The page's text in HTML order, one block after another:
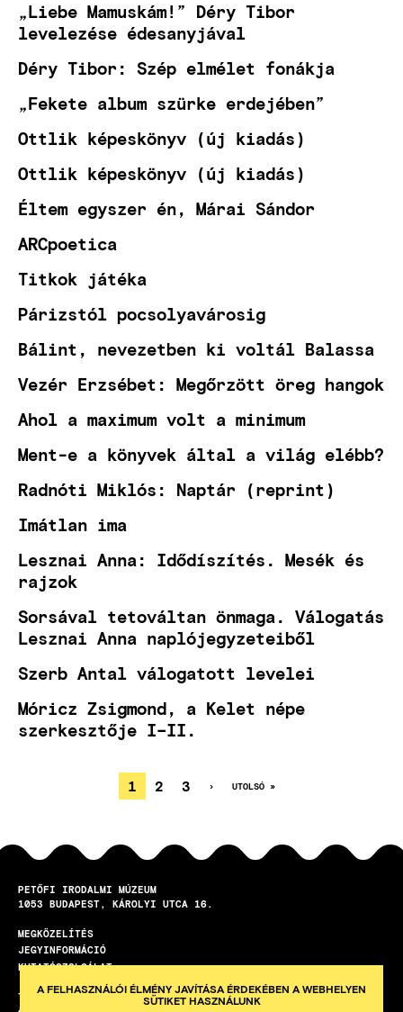
„Liebe Mamuskám!” Déry Tibor
levelezése édesanyjával
Déry Tibor: Szép elmélet fonákja
„Fekete album szürke erdejében”
Ottlik képeskönyv (új kiadás)
Ottlik képeskönyv (új kiadás)
Éltem egyszer én, Márai Sándor
ARCpoetica
Titkok játéka
Párizstól pocsolyavárosig
Bálint, nevezetben ki voltál Balassa
Vezér Erzsébet: Megőrzött öreg hangok
Ahol a maximum volt a minimum
Ment-e a könyvek által a világ elébb?
Radnóti Miklós: Naptár (reprint)
Imátlan ima
Lesznai Anna: Idődíszítés. Mesék és
rajzok
Sorsával tetováltan önmaga. Válogatás
Lesznai Anna naplójegyzeteiből
Szerb Antal válogatott levelei
Móricz Zsigmond, a Kelet népe
szerkesztője I–II.
OLDALSZÁMOZÁS
JELENLEGI
OLDAL
1 OLDAL
2 OLDAL
3
KÖVETKEZŐ
›
UTOLSÓ
UTOLSÓ »
PETŐFI IRODALMI MÚZEUM
1053
BUDAPEST KÁROLYI UTCA 16.
LÁBLÉC
MEGKÖZELÍTÉS
JEGYINFORMÁCIÓ
KUTATÓSZOLGÁLAT
TEREMBÉRLET
A FELHASZNÁLÓI ÉLMÉNY JAVÍTÁSA ÉRDEKÉBEN A WEBHELYEN
SÜTIKET HASZNÁLUNK